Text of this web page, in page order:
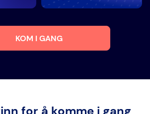
KOM I GANG
for å komme i gang